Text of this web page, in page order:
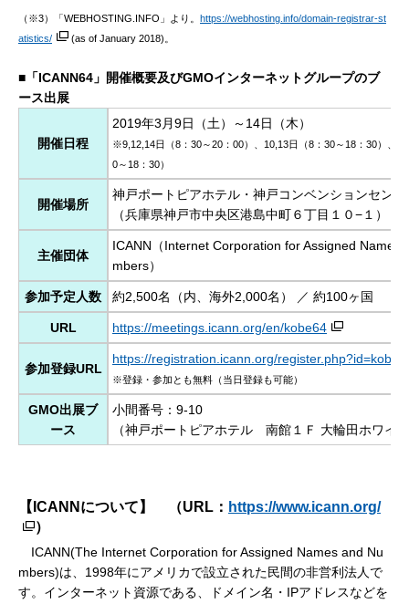
（※3）「WEBHOSTING.INFO」より。 https://webhosting.info/domain-registrar-st
atistics/
(as of January 2018)。
■「ICANN64」開催概要及びGMOインターネットグループのブ
ース出展
開催日程
2019年3月9日（土）～14日（木）
※9,12,14日（8：30～20：00）、10,13日（8：30～18：30）、
0～18：30）
開催場所
神戸ポートピアホテル・神戸コンベンションセンタ
（兵庫県神戸市中央区港島中町６丁目１０−１）
主催団体
ICANN（Internet Corporation for Assigned Names
mbers）
参加予定人数 約2,500名（内、海外2,000名） ／ 約100ヶ国
URL https://meetings.icann.org/en/kobe64
参加登録URL
https://registration.icann.org/
※登録・参加とも無料（当日登録も可能）
GMO出展ブ
ース
小間番号：9-10
（神戸ポートピアホテル 南館１Ｆ 大輪田ホワイ
【ICANNについて】 （URL： https://www.icann.org/
）
ICANN(The Internet Corporation for Assigned Names and Nu
mbers)は、1998年にアメリカで設立された民間の非営利法人で
す。インターネット資源である、ドメイン名・IPアドレスなどを